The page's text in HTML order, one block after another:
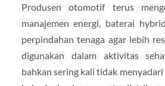
Produsen otomotif terus
manajemen energi, baterai
perpindahan tenaga agar lebih
digunakan dalam aktivitas
bahkan sering kali tidak